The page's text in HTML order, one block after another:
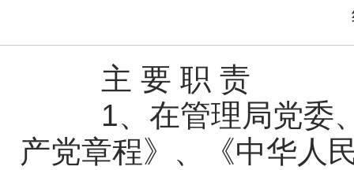
主 要 职 责
1、在管理局党委、
产党章程》、《中华人
键